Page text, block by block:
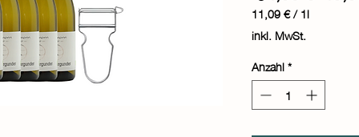
11,09 €/1l
11,09 €
pro
1
Liter
inkl. MwSt.
Anzahl*